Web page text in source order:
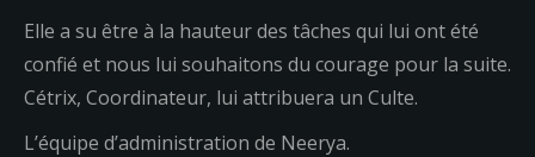
Elle a su être à la hauteur des tâches qui lui ont été
confié et nous lui souhaitons du courage pour la suite.
Cétrix, Coordinateur, lui attribuera un Culte.
L’équipe d’administration de Neerya.